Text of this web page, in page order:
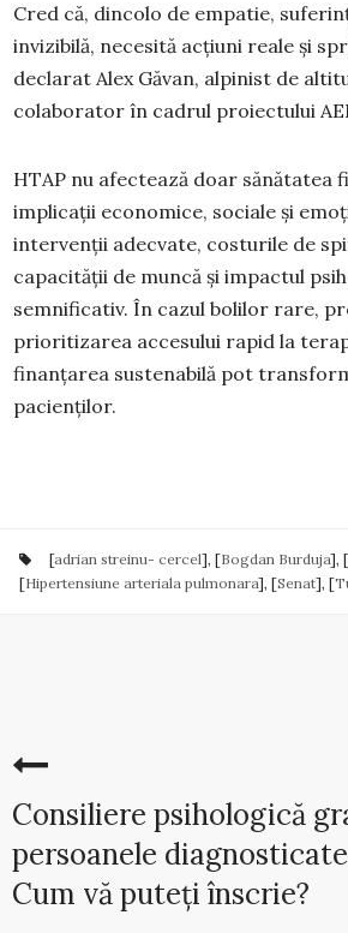
Cred că, dincolo de empatie,
invizibilă, necesită acțiuni reale și
declarat Alex Găvan, alpinist de
colaborator în cadrul proiectului
HTAP nu afectează doar sănătatea
implicații economice, sociale și
intervenții adecvate, costurile de
capacității de muncă și impactul
semnificativ. În cazul bolilor rare,
prioritizarea accesului rapid la
finanțarea sustenabilă pot
pacienților.
[adrian streinu- cercel], [Bogdan Burduja], [
[Hipertensiune arteriala pulmonara], [Senat], [
Consiliere psihologică
persoanele
Cum vă puteți înscrie?